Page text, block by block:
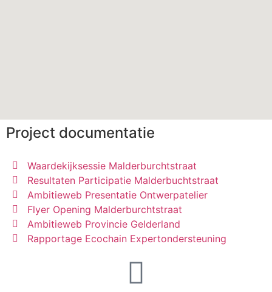
Project documentatie
Waardekijksessie Malderburchtstraat
Resultaten Participatie Malderbuchtstraat
Ambitieweb Presentatie Ontwerpatelier
Flyer Opening Malderburchtstraat
Ambitieweb Provincie Gelderland
Rapportage Ecochain Expertondersteuning